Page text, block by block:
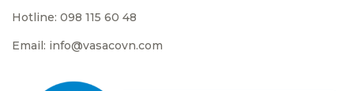
Hotline: 098 115 60 48
Email: info@vasacovn.com